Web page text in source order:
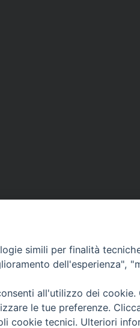
simili per finalità
dell'esperienza",
all'utilizzo dei
le tue preferenze.
cookie tecnici. Ulteriori